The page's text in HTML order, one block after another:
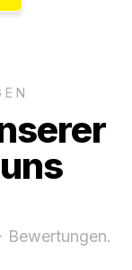
Bewertungen.